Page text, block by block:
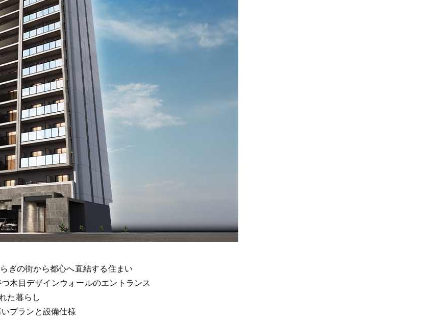
ぎの街から都心へ直結する住まい
木目デザインウォールのエントランス
た暮らし
プランと設備仕様